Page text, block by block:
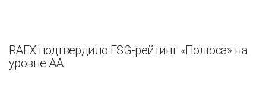
RAEX подтвердило ESG-рейтинг «Полюса» на
уровне АА